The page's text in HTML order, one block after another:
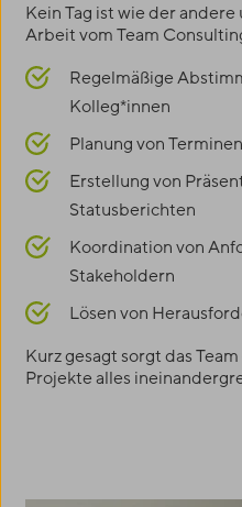
Kein Tag ist wie der
Arbeit vom Team
Regelmäßige
Kolleg*innen
Planung von
Erstellung von
Statusberichten
Koordination von
Stakeholdern
Lösen von
Kurz gesagt sorgt das
Projekte alles